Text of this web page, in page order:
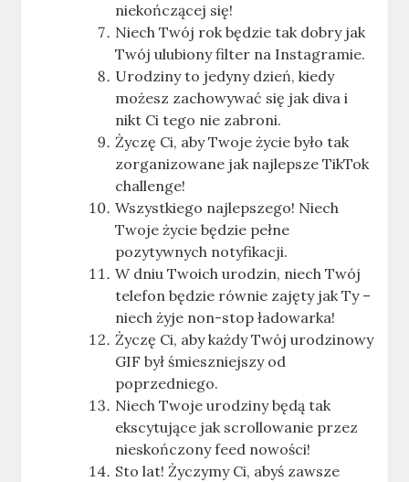
niekończącej się!
Niech Twój rok będzie tak dobry jak
Twój ulubiony filter na Instagramie.
Urodziny to jedyny dzień, kiedy
możesz zachowywać się jak diva i
nikt Ci tego nie zabroni.
Życzę Ci, aby Twoje życie było tak
zorganizowane jak najlepsze TikTok
challenge!
Wszystkiego najlepszego! Niech
Twoje życie będzie pełne
pozytywnych notyfikacji.
W dniu Twoich urodzin, niech Twój
telefon będzie równie zajęty jak Ty –
niech żyje non-stop ładowarka!
Życzę Ci, aby każdy Twój urodzinowy
GIF był śmieszniejszy od
poprzedniego.
Niech Twoje urodziny będą tak
ekscytujące jak scrollowanie przez
nieskończony feed nowości!
Sto lat! Życzymy Ci, abyś zawsze